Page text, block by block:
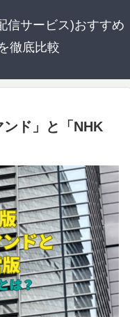
信サービス)おすすめ
徹底比較
ンド」と「NHK